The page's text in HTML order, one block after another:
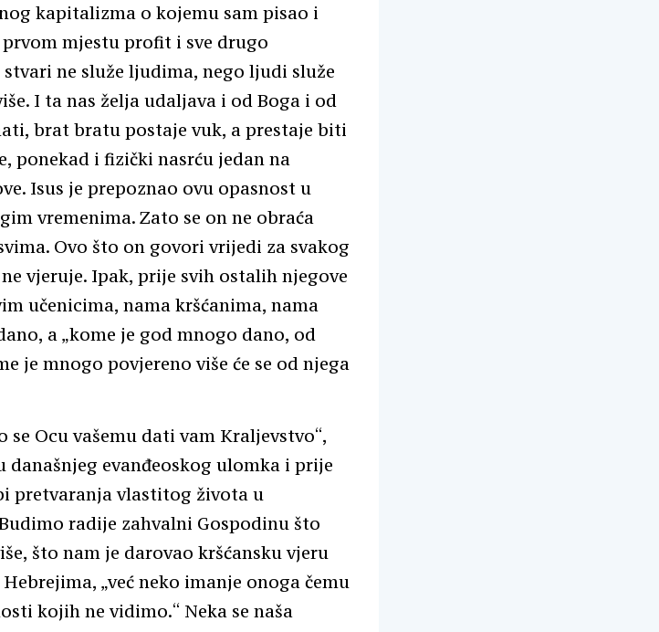
kapitalizma o kojemu sam pisao i
mjestu profit i sve drugo
ne služe ljudima, nego ljudi služe
I ta nas želja udaljava i od Boga i od
brat bratu postaje vuk, a prestaje biti
ponekad i fizički nasrću jedan na
Isus je prepoznao ovu opasnost u
vremenima. Zato se on ne obraća
Ovo što on govori vrijedi za svakog
vjeruje. Ipak, prije svih ostalih njegove
učenicima, nama kršćanima, nama
a „kome je god mnogo dano, od
je mnogo povjereno više će se od njega
se Ocu vašemu dati vam Kraljevstvo“,
današnjeg evanđeoskog ulomka i prije
pretvaranja vlastitog života u
radije zahvalni Gospodinu što
što nam je darovao kršćansku vjeru
„već neko imanje onoga čemu
kojih ne vidimo.“ Neka se naša